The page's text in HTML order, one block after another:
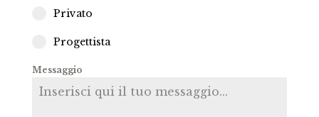
Privato
Progettista
Messaggio